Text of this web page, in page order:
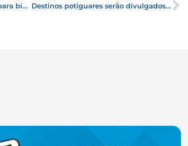
ABIH-RN elege nova diretoria para biênio 2017-2018 Destinos potiguares serão divulgados na Argentina